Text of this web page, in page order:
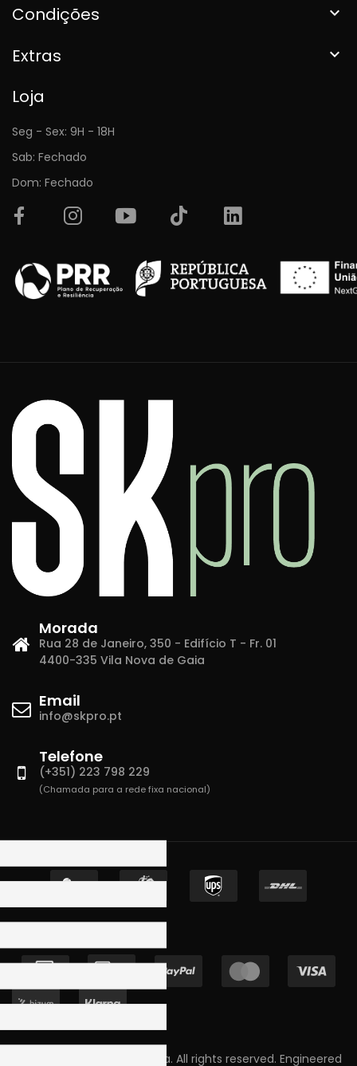
Condições 
Extras 
Loja
Seg - Sex: 9H - 18H
Sab: Fechado
Dom: Fechado
Morada
Rua 28 de Janeiro, 350 - Edifício T - Fr. 01
4400-335 Vila Nova de Gaia
Email
info@skpro.pt
Telefone
(+351) 223 798 229
(Chamada para a rede fixa nacional)
Copyright © 2023 Skpro, Lda. All rights reserved. Engineered